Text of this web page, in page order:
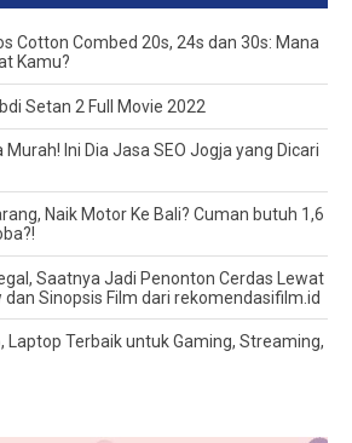
Cotton Combed 20s, 24s dan 30s: Mana
Kamu?
Setan 2 Full Movie 2022
Ini Dia Jasa SEO Jogja yang Dicari
Naik Motor Ke Bali? Cuman butuh 1,6
Saatnya Jadi Penonton Cerdas Lewat
dan Sinopsis Film dari rekomendasifilm.id
Laptop Terbaik untuk Gaming, Streaming,